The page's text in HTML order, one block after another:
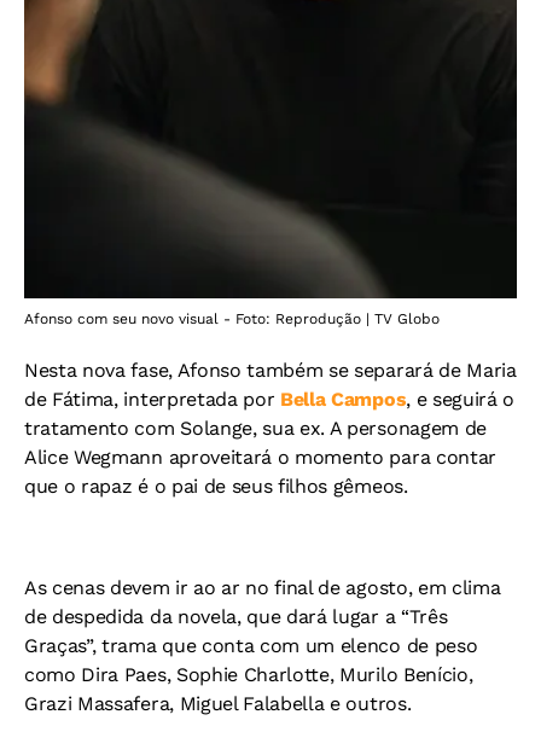
Afonso com seu novo visual - Foto: Reprodução | TV Globo
Nesta nova fase, Afonso também se separará de Maria
de Fátima, interpretada por Bella Campos, e seguirá o
tratamento com Solange, sua ex. A personagem de
Alice Wegmann aproveitará o momento para contar
que o rapaz é o pai de seus filhos gêmeos.
As cenas devem ir ao ar no final de agosto, em clima
de despedida da novela, que dará lugar a “Três
Graças”, trama que conta com um elenco de peso
como Dira Paes, Sophie Charlotte, Murilo Benício,
Grazi Massafera, Miguel Falabella e outros.